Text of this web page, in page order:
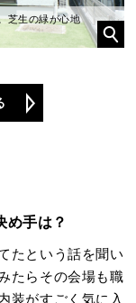
芝生の緑が心地
め手は？
たという話を聞い
たらその会場も職
装がすごく気に入